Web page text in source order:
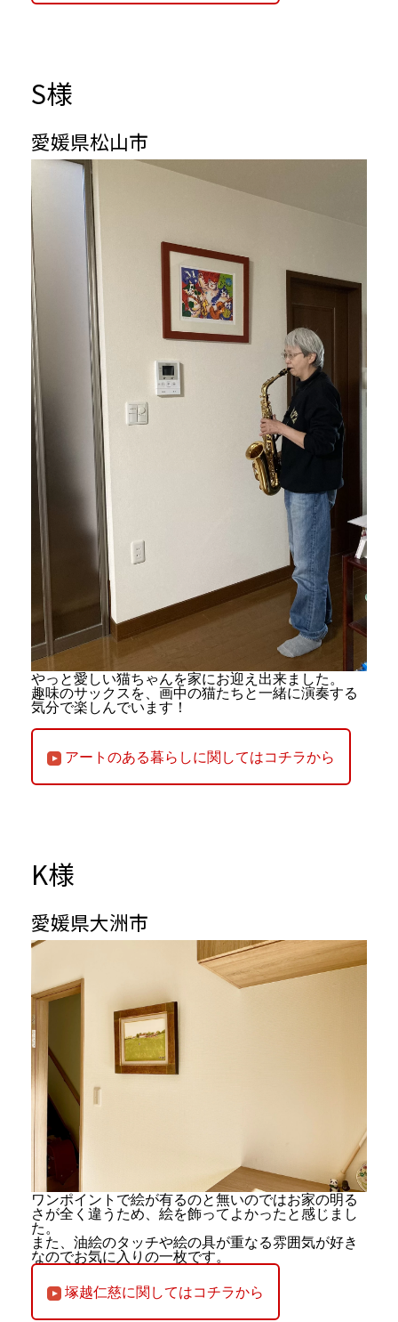
S様
愛媛県松山市
やっと愛しい猫ちゃんを家にお迎え出来ました。
趣味のサックスを、画中の猫たちと一緒に演奏する
気分で楽しんでいます！
アートのある暮らしに関してはコチラから
K様
愛媛県大洲市
ワンポイントで絵が有るのと無いのではお家の明る
さが全く違うため、絵を飾ってよかったと感じまし
た。
また、油絵のタッチや絵の具が重なる雰囲気が好き
なのでお気に入りの一枚です。
塚越仁慈に関してはコチラから